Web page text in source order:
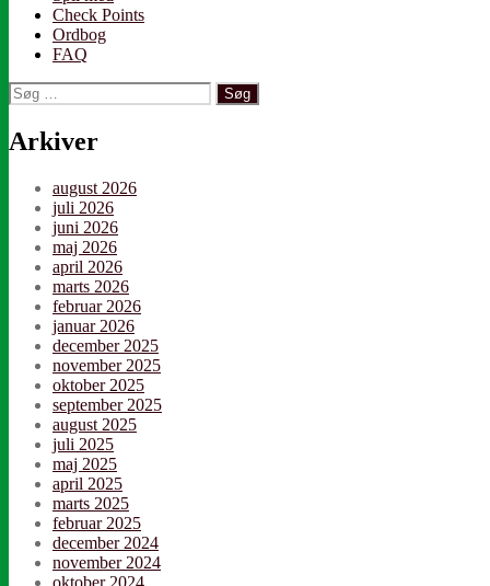
Check Points
Ordbog
FAQ
Søg
efter:
Arkiver
august 2026
juli 2026
juni 2026
maj 2026
april 2026
marts 2026
februar 2026
januar 2026
december 2025
november 2025
oktober 2025
september 2025
august 2025
juli 2025
maj 2025
april 2025
marts 2025
februar 2025
december 2024
november 2024
oktober 2024